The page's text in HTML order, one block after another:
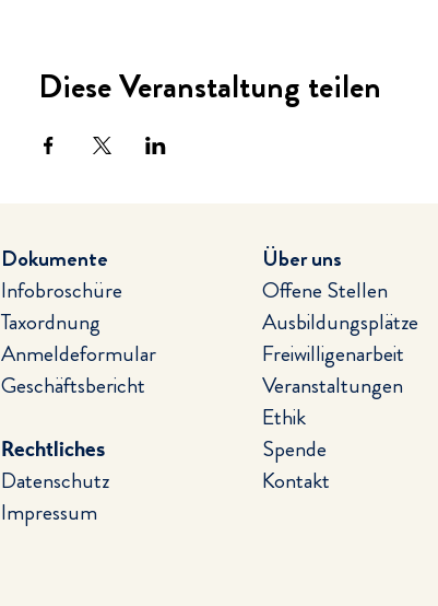
Diese Veranstaltung teilen
Dokumente
Infobroschüre
Taxordnung
Anmeldeformular
Geschäftsbericht
Rechtliches
Datenschutz
Impressum
Über uns
Offene Stellen
Ausbildungsplätze
Freiwilligenarbeit
Veranstaltungen
Ethik
Spende
Kontakt